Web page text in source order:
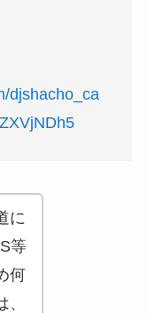
djshacho_ca
に
等
何